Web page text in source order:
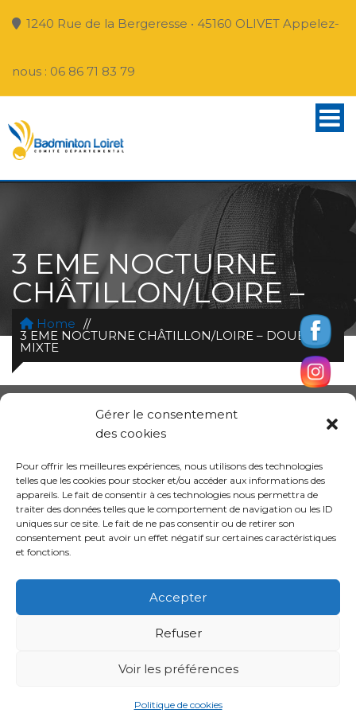
Gérer le consentement
des cookies
Pour offrir les meilleures expériences, nous utilisons des technologies
telles que les cookies pour stocker et/ou accéder aux informations des
appareils. Le fait de consentir à ces technologies nous permettra de
traiter des données telles que le comportement de navigation ou les ID
uniques sur ce site. Le fait de ne pas consentir ou de retirer son
consentement peut avoir un effet négatif sur certaines caractéristiques
et fonctions.
Accepter
Refuser
Voir les préférences
Politique de cookies
1240 Rue de la Bergeresse • 45160 OLIVET Appelez-
nous : 06 86 71 83 79
3 EME NOCTURNE
CHÂTILLON/LOIRE –
DOUBLE MIXTE
Home //
3 EME NOCTURNE CHÂTILLON/LOIRE – DOUBLE
MIXTE
Conception site :Kalankaa
Mentions